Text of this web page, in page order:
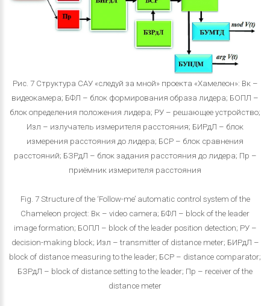
Рис. 7 Структура САУ «следуй за мной» проекта «Хамелеон»: Вк –
видеокамера; БФЛ – блок формирования образа лидера; БОПЛ –
блок определения положения лидера; РУ – решающее устройство;
Изл – излучатель измерителя расстояния; БИРдЛ – блок
измерения расстояния до лидера; БСР – блок сравнения
расстояний; БЗРдЛ – блок задания расстояния до лидера; Пр –
приёмник измерителя расстояния
Fig. 7 Structure of the ‘Follow-me’ automatic control system of the
Chameleon project: Вк – video camera; БФЛ – block of the leader
image formation; БОПЛ – block of the leader position detection; РУ –
decision-making block; Изл – transmitter of distance meter; БИРдЛ –
block of distance measuring to the leader; БСР – distance comparator;
БЗРдЛ – block of distance setting to the leader; Пр – receiver of the
distance meter